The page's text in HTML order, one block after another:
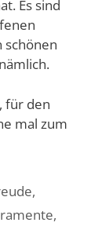
Es sind
schönen
für den
mal zum
,
,